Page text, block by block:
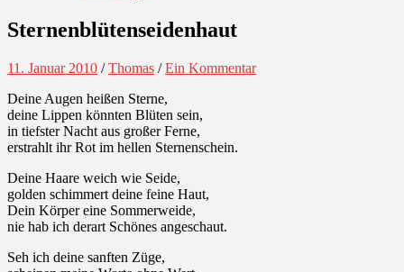
Sternenblütenseidenhaut
11. Januar 2010 /Thomas /Ein Kommentar
Deine Augen heißen Sterne,
deine Lippen könnten Blüten sein,
in tiefster Nacht aus großer Ferne,
erstrahlt ihr Rot im hellen Sternenschein.
Deine Haare weich wie Seide,
golden schimmert deine feine Haut,
Dein Körper eine Sommerweide,
nie hab ich derart Schönes angeschaut.
Seh ich deine sanften Züge,